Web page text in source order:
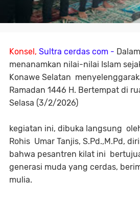
Konsel, Sultra cerdas com -
menanamkan nilai-nilai Islam
Konawe Selatan
Ramadan 1446 H. Bertempat di
Selasa (3/2/2026)
kegiatan ini, dibuka langsung
Rohis Umar Tanjis, S.Pd.,M.Pd,
bahwa pesantren kilat ini
generasi muda yang cerdas,
mulia.